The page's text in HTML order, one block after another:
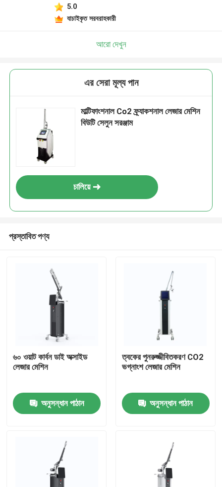
5.0
যাচাইকৃত সরবরাহকারী
আরো দেখুন
এর সেরা মূল্য পান
মাল্টিফাংশনাল Co2 ফ্র্যাকশনাল লেজার মেশিন
বিউটি সেলুন সরঞ্জাম
চালিয়ে
প্রস্তাবিত পণ্য
৬০ ওয়াট কার্বন ডাই অক্সাইড
লেজার মেশিন
অনুসন্ধান পাঠান
ত্বকের পুনরুজ্জীবিতকরণ CO2
ভগ্নাংশ লেজার মেশিন
অনুসন্ধান পাঠান